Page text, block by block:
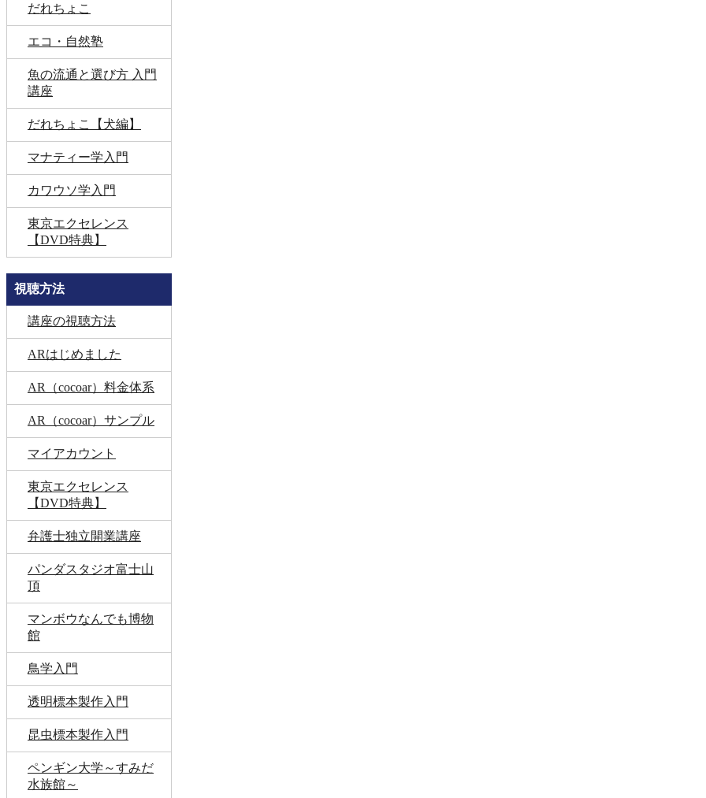
だれちょこ
エコ・自然塾
魚の流通と選び方 入門
講座
だれちょこ【犬編】
マナティー学入門
カワウソ学入門
東京エクセレンス
【DVD特典】
視聴方法
講座の視聴方法
ARはじめました
AR（cocoar）料金体系
AR（cocoar）サンプル
マイアカウント
東京エクセレンス
【DVD特典】
弁護士独立開業講座
パンダスタジオ富士山
頂
マンボウなんでも博物
館
鳥学入門
透明標本製作入門
昆虫標本製作入門
ペンギン大学～すみだ
水族館～